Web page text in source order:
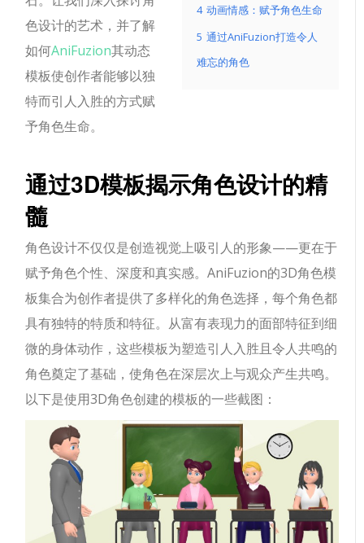
4 动画情感：赋予角色生命
5 通过AniFuzion打造令人
难忘的角色
色设计的艺术，并了解
如何AniFuzion其动态
模板使创作者能够以独
特而引人入胜的方式赋
予角色生命。
通过3D模板揭示角色设计的精
髓
角色设计不仅仅是创造视觉上吸引人的形象——更在于
赋予角色个性、深度和真实感。AniFuzion的3D角色模
板集合为创作者提供了多样化的角色选择，每个角色都
具有独特的特质和特征。从富有表现力的面部特征到细
微的身体动作，这些模板为塑造引人入胜且令人共鸣的
角色奠定了基础，使角色在深层次上与观众产生共鸣。
以下是使用3D角色创建的模板的一些截图：